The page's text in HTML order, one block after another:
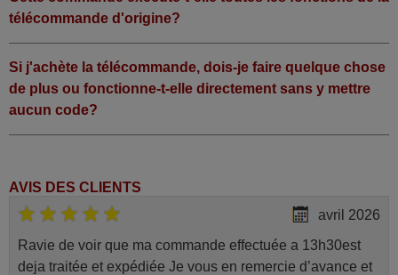
télécommande d'origine?
Si j'achète la télécommande, dois-je faire quelque chose
de plus ou fonctionne-t-elle directement sans y mettre
aucun code?
AVIS DES CLIENTS
avril 2026
Ravie de voir que ma commande effectuée a 13h30est
deja traitée et expédiée Je vous en remercie d’avance et